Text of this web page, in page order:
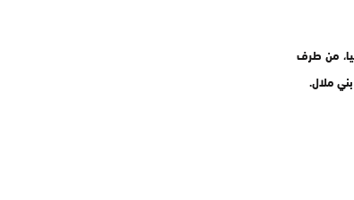
من طرف
ملال.